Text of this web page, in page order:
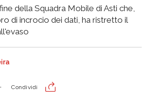
della Squadra Mobile di Asti che,
di incrocio dei dati, ha ristretto il
Condividi